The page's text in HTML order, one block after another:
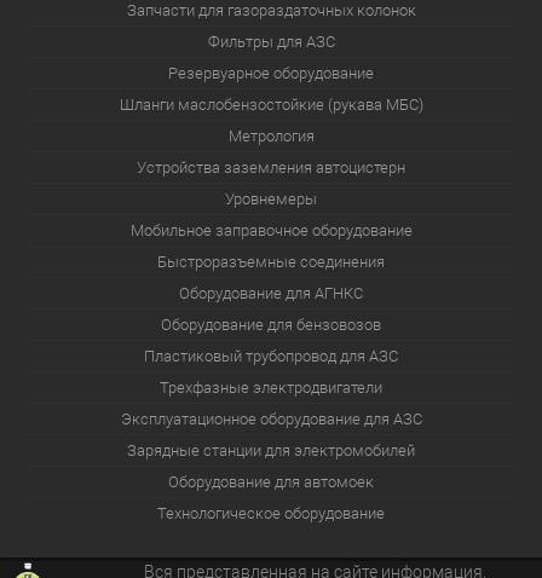
Запчасти для газораздаточных колонок
Фильтры для АЗС
Резервуарное оборудование
Шланги маслобензостойкие (рукава МБС)
Метрология
Устройства заземления автоцистерн
Уровнемеры
Мобильное заправочное оборудование
Быстроразъемные соединения
Оборудование для АГНКС
Оборудование для бензовозов
Пластиковый трубопровод для АЗС
Трехфазные электродвигатели
Эксплуатационное оборудование для АЗС
Зарядные станции для электромобилей
Оборудование для автомоек
Технологическое оборудование
Вся представленная на сайте информация,